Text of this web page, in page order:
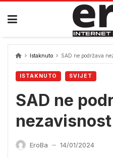
Skip
content
Istaknuto SAD ne podržava
ISTAKNUTO SVIJET
SAD ne
EroBa — 14/01/2024